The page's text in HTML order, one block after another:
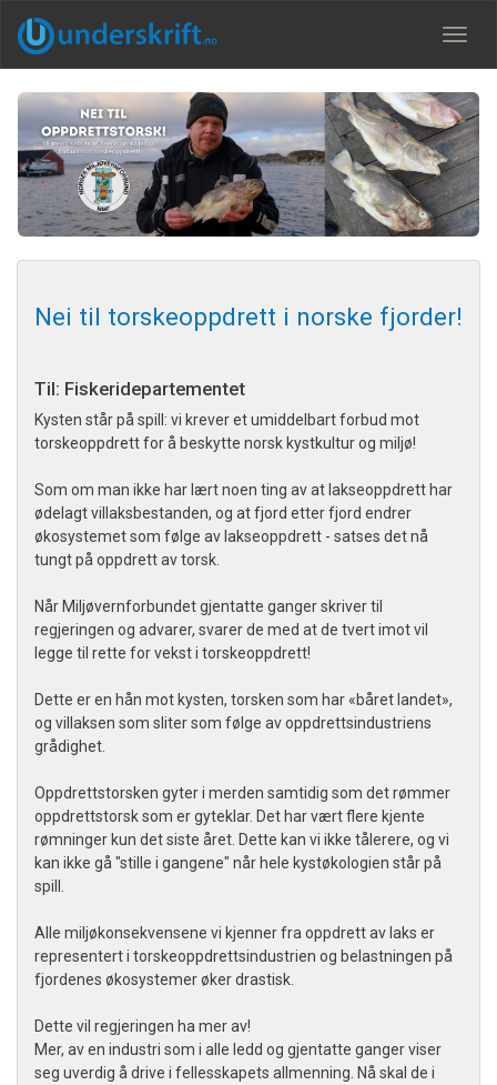
Meny
Nei til torskeoppdrett i norske fjorder!
Til: Fiskeridepartementet
Kysten står på spill: vi krever et umiddelbart forbud mot
torskeoppdrett for å beskytte norsk kystkultur og miljø!
Som om man ikke har lært noen ting av at lakseoppdrett har
ødelagt villaksbestanden, og at fjord etter fjord endrer
økosystemet som følge av lakseoppdrett - satses det nå
tungt på oppdrett av torsk.
Når Miljøvernforbundet gjentatte ganger skriver til
regjeringen og advarer, svarer de med at de tvert imot vil
legge til rette for vekst i torskeoppdrett!
Dette er en hån mot kysten, torsken som har «båret landet»,
og villaksen som sliter som følge av oppdrettsindustriens
grådighet.
Oppdrettstorsken gyter i merden samtidig som det rømmer
oppdrettstorsk som er gyteklar. Det har vært flere kjente
rømninger kun det siste året. Dette kan vi ikke tålerere, og vi
kan ikke gå "stille i gangene" når hele kystøkologien står på
spill.
Alle miljøkonsekvensene vi kjenner fra oppdrett av laks er
representert i torskeoppdrettsindustrien og belastningen på
fjordenes økosystemer øker drastisk.
Dette vil regjeringen ha mer av!
Mer, av en industri som i alle ledd og gjentatte ganger viser
seg uverdig å drive i fellesskapets allmenning. Nå skal de i